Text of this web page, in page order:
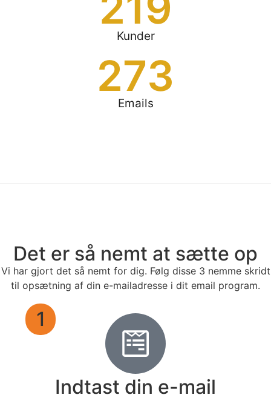
Kunder
Emails
273
Det er så nemt at sætte op
Vi har gjort det så nemt for dig. Følg disse 3 nemme skridt
til opsætning af din e-mailadresse i dit email program.
1
Indtast din e-mail